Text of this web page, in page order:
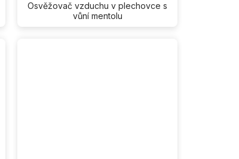
Osvěžovač vzduchu v plechovce s
vůní mentolu